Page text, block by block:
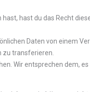
hast du das Recht
Daten von einem
zu transferieren.
Wir entsprechen dem, es